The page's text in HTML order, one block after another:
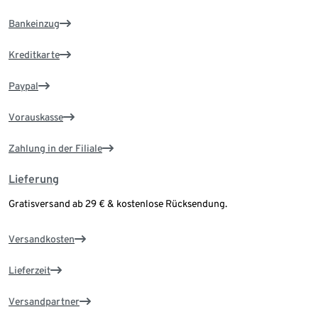
Bankeinzug
Kreditkarte
Paypal
Vorauskasse
Zahlung in der Filiale
Lieferung
Gratisversand ab 29 € & kostenlose Rücksendung.
Versandkosten
Lieferzeit
Versandpartner